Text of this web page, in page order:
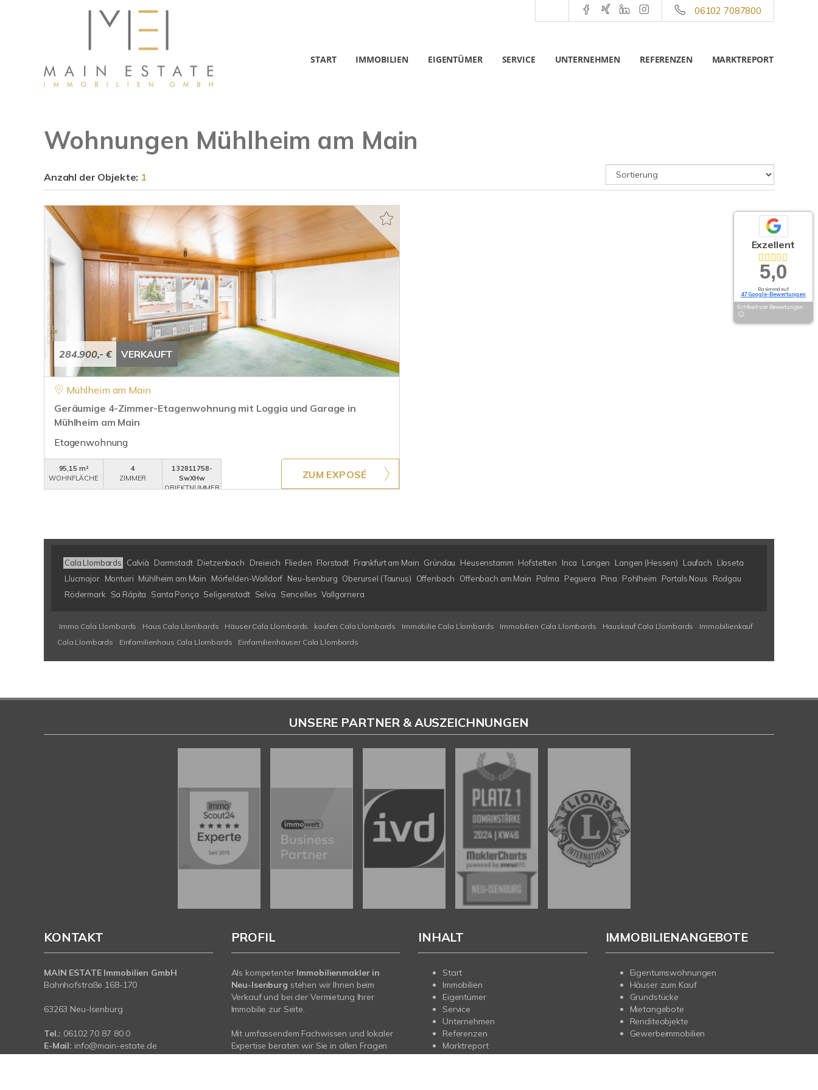
06102 7087800
START IMMOBILIEN EIGENTÜMER SERVICE UNTERNEHMEN REFERENZEN MARKTREPORT
Wohnungen Mühlheim am Main
Anzahl der Objekte: 1
284.900,- € VERKAUFT
Mühlheim am Main
Geräumige 4-Zimmer-Etagenwohnung mit Loggia und Garage in
Mühlheim am Main
Etagenwohnung
95,15 m²
WOHNFLÄCHE
4
ZIMMER
132811758-
SwXHw
OBJEKTNUMMER
ZUM EXPOSÉ
Cala Llombards Calvià Darmstadt Dietzenbach Dreieich Flieden Florstadt Frankfurt am Main Gründau Heusenstamm Hofstetten Inca Langen Langen (Hessen) Laufach
Lloseta
Llucmajor Montuiri Mühlheim am Main Mörfelden-Walldorf Neu-Isenburg Oberursel (Taunus) Offenbach Offenbach am Main Palma Peguera Pina Pohlheim Portals Nous
Rodgau
Rödermark
Sa Rápita Santa Ponça Seligenstadt Selva Sencelles Vallgornera
Immo Cala Llombards Haus Cala Llombards Häuser Cala Llombards kaufen Cala Llombards Immobilie Cala Llombards Immobilien Cala Llombards Hauskauf Cala Llombards
Immobilienkauf
Cala Llombards
Einfamilienhaus Cala Llombards Einfamilienhäuser Cala Llombards
Exzellent
5,0
Basierend auf
47 Google-Bewertungen
Echtheit von Bewertungen
UNSERE PARTNER & AUSZEICHNUNGEN
KONTAKT
MAIN ESTATE Immobilien GmbH
Bahnhofstraße 168-170
63263 Neu-Isenburg
Tel.: 06102 70 87 80 0
E-Mail: info@main-estate.de
Web: www.main-estate.de
PROFIL
Als kompetenter Immobilienmakler in
Neu-Isenburg stehen wir Ihnen beim
Verkauf und bei der Vermietung Ihrer
Immobilie zur Seite.
Mit umfassendem Fachwissen und lokaler
Expertise beraten wir Sie in allen Fragen
rund um Ihr Haus oder Ihre Wohnung in
INHALT
Start
Immobilien
Eigentümer
Service
Unternehmen
Referenzen
Marktreport
IMMOBILIENANGEBOTE
Eigentumswohnungen
Häuser zum Kauf
Grundstücke
Mietangebote
Renditeobjekte
Gewerbeimmobilien